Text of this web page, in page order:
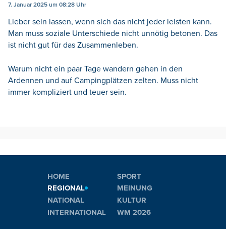
7. Januar 2025 um 08:28 Uhr
Lieber sein lassen, wenn sich das nicht jeder leisten kann.
Man muss soziale Unterschiede nicht unnötig betonen. Das
ist nicht gut für das Zusammenleben.
Warum nicht ein paar Tage wandern gehen in den
Ardennen und auf Campingplätzen zelten. Muss nicht
immer kompliziert und teuer sein.
HOME
REGIONAL
NATIONAL
INTERNATIONAL
SPORT
MEINUNG
KULTUR
WM 2026